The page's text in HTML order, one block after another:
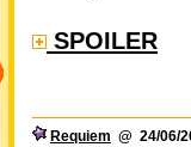
SPOILER
Requiem @ 24/06/